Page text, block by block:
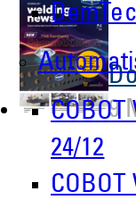
24/12
9